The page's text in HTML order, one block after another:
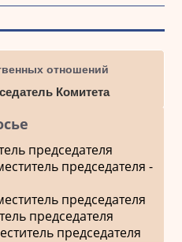
отношений
Комитета
председателя
председателя -
председателя
председателя
председателя